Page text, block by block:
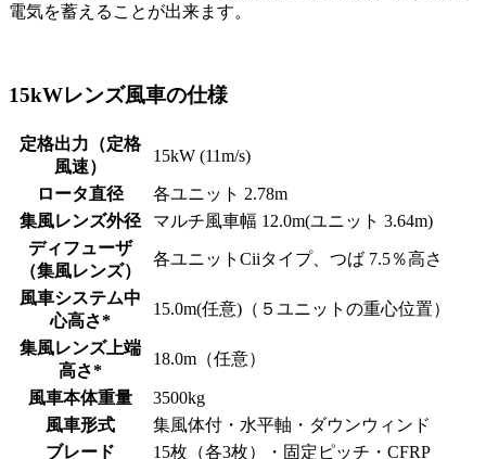
電気を蓄えることが出来ます。
15kWレンズ風車の仕様
定格出力（定格
風速）
15kW (11m/s)
ロータ直径
各ユニット 2.78m
集風レンズ外径
マルチ風車幅 12.0m(ユニット 3.64m)
ディフューザ
（集風レンズ）
各ユニットCiiタイプ、つば 7.5％高さ
風車システム中
心高さ*
15.0m(任意)（５ユニットの重心位置）
集風レンズ上端
高さ*
18.0m（任意）
風車本体重量
3500kg
風車形式
集風体付・水平軸・ダウンウィンド
ブレード
15枚（各3枚）・固定ピッチ・CFRP